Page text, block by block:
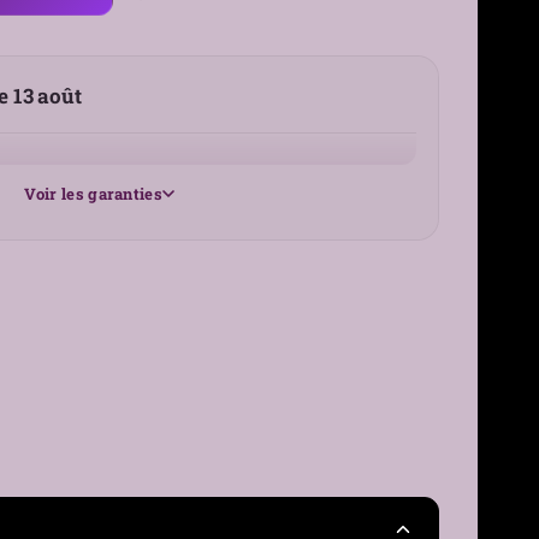
13 août
Voir les garanties